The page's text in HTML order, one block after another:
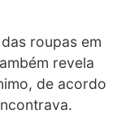
roupas em
revela
de acordo